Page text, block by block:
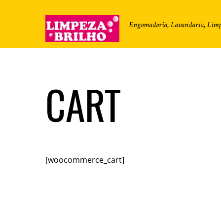
Engomadoria, Lavandaria,
CART
[woocommerce_cart]